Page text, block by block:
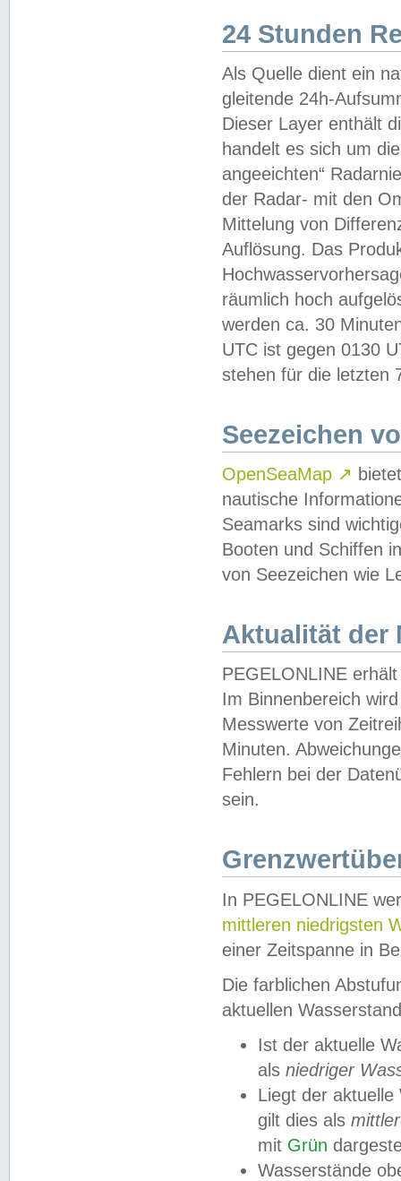
24 Stunden
Als Quelle dient ein
gleitende 24h-
Dieser Layer enthält
handelt es sich um
angeeichten“
der Radar- mit den
Mittelung von
Auflösung. Das
räumlich hoch
werden ca. 30
UTC ist gegen 0130
stehen für die letzten
Seezeichen
OpenSeaMap ↗
nautische
Seamarks sind
Booten und Schiffen
von Seezeichen wie
Aktualität der
PEGELONLINE
Im Binnenbereich
Messwerte von
Minuten.
Fehlern bei der
sein.
In PEGELONLINE
mittleren niedrigsten
einer Zeitspanne in
Die farblichen
aktuellen
Ist der aktuelle
als niedriger
Liegt der
gilt dies als
mit Grün
Wasserstände